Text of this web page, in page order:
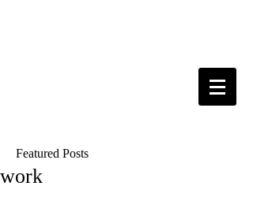
Featured Posts
work